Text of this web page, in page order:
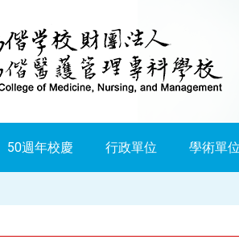
50週年校慶 行政單位 學術單位